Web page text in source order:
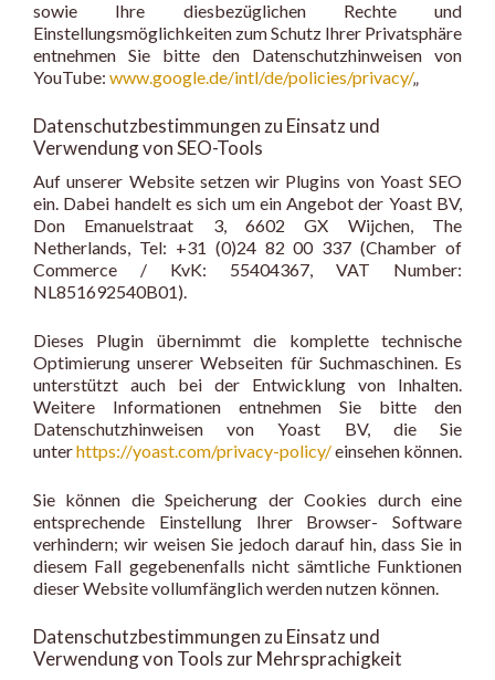
sowie Ihre diesbezüglichen Rechte und
Einstellungsmöglichkeiten zum Schutz Ihrer Privatsphäre
entnehmen Sie bitte den Datenschutzhinweisen von
YouTube: www.google.de/intl/de/policies/privacy/„
Datenschutzbestimmungen zu Einsatz und
Verwendung von SEO-Tools
Auf unserer Website setzen wir Plugins von Yoast SEO
ein. Dabei handelt es sich um ein Angebot der Yoast BV,
Don Emanuelstraat 3, 6602 GX Wijchen, The
Netherlands, Tel: +31 (0)24 82 00 337 (Chamber of
Commerce / KvK: 55404367, VAT Number:
NL851692540B01).
Dieses Plugin übernimmt die komplette technische
Optimierung unserer Webseiten für Suchma­schinen. Es
unterstützt auch bei der Entwicklung von Inhalten.
Weitere Informationen entnehmen Sie bitte den
Datenschutzhinweisen von Yoast BV, die Sie
unterhttps://yoast.com/privacy-policy/einsehen können.
Sie können die Speicherung der Cookies durch eine
entsprechende Einstellung Ihrer Browser- Software
verhindern; wir weisen Sie jedoch darauf hin, dass Sie in
diesem Fall gegebenenfalls nicht sämtliche Funktionen
dieser Website vollumfänglich werden nutzen können.
Datenschutzbestimmungen zu Einsatz und
Verwendung von Tools zur Mehrsprachigkeit